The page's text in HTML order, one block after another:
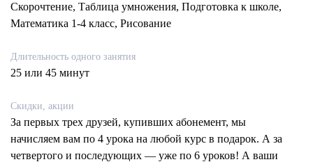
Скорочтение, Таблица умножения, Подготовка к школе,
Математика 1-4 класс, Рисование
Длительность одного занятия
25 или 45 минут
Скидки, акции
За первых трех друзей, купивших абонемент, мы
начисляем вам по 4 урока на любой курс в подарок. А за
четвертого и последующих — уже по 6 уроков! А ваши